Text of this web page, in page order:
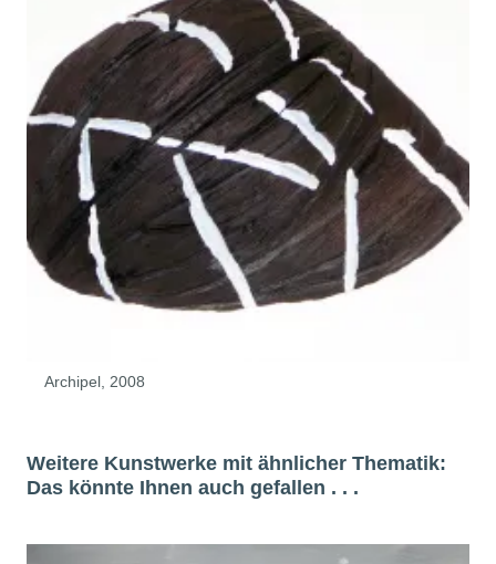
Archipel, 2008
Weitere Kunstwerke mit ähnlicher Thematik:
Das könnte Ihnen auch gefallen . . .